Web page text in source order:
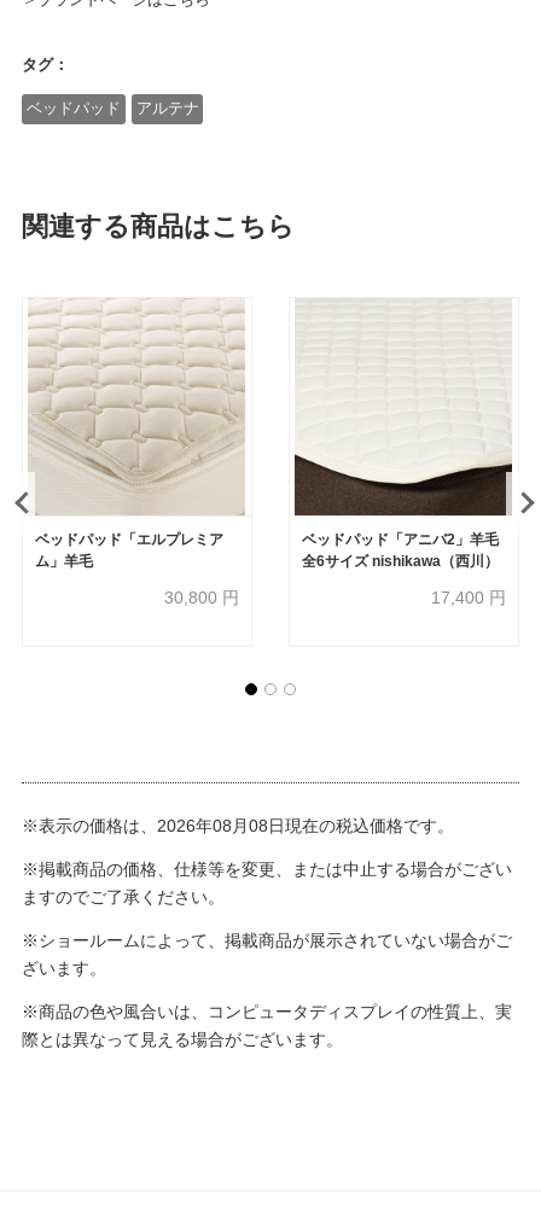
タグ：
ベッドパッド アルテナ
関連する商品はこちら
ベッドパッド「エルプレミア
ム」羊毛
30,800 円
ベッドパッド「アニバ2」羊毛
全6サイズ nishikawa（西川）
17,400 円
※表示の価格は、2026年08月08日現在の税込価格です。
※掲載商品の価格、仕様等を変更、または中止する場合がござい
ますのでご了承ください。
※ショールームによって、掲載商品が展示されていない場合がご
ざいます。
※商品の色や風合いは、コンピュータディスプレイの性質上、実
際とは異なって見える場合がございます。